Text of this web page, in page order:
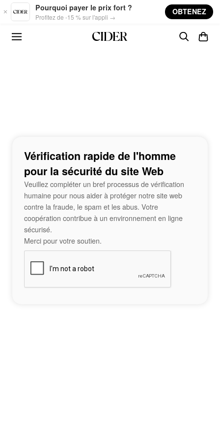
Skip to main content
Pourquoi payer le prix fort ?
Profitez de -15 % sur l'appli →
OBTENEZ
Vérification rapide de l'homme
pour la sécurité du site Web
Veuillez compléter un bref processus de vérification
humaine pour nous aider à protéger notre site web
contre la fraude, le spam et les abus. Votre
coopération contribue à un environnement en ligne
sécurisé.
Merci pour votre soutien.